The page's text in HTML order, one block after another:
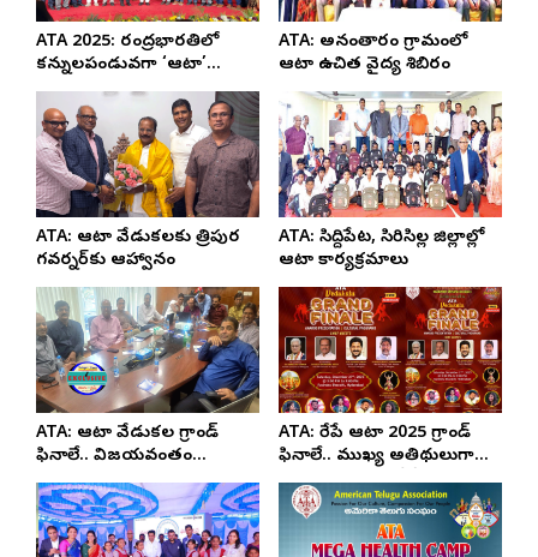
ATA 2025: రవీంద్రభారతిలో
కన్నులపండువగా ‘ఆటా’
వేడుకలు 2025.. తెలుగు
సంస్కృతి, సేవకు పట్టాభిషేకం
ATA: అనంతారం గ్రామంలో
ఆటా ఉచిత వైద్య శిబిరం
ATA: ఆటా వేడుకలకు త్రిపుర
గవర్నర్‌కు ఆహ్వానం
ATA: సిద్దిపేట, సిరిసిల్ల జిల్లాల్లో
ఆటా కార్యక్రమాలు
ATA: ఆటా వేడుకల గ్రాండ్
ఫినాలే.. విజయవంతం
చేసేందుకు అహర్నిశలు
శ్రమిస్తున్న బృందం
ATA: రేపే ఆటా 2025 గ్రాండ్
ఫినాలే.. ముఖ్య అతిథులుగా
గవర్నర్లు, డిప్యూటీ సీఎం